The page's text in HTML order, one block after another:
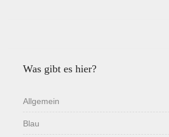
Was gibt es hier?
Allgemein
Blau